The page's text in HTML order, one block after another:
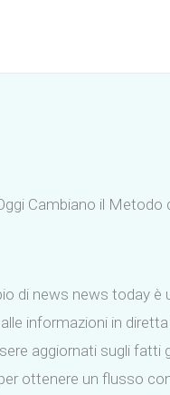
Cambiano il Metodo
di news news today
informazioni in
aggiornati sugli
ottenere un flusso